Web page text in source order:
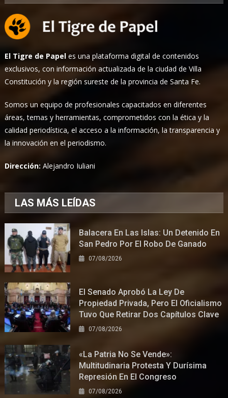
El Tigre de Papel es una plataforma digital de contenidos
exclusivos, con información actualizada de la ciudad de Villa
Constitución y la región sureste de la provincia de Santa Fe.
Somos un equipo de profesionales capacitados en diferentes
áreas, temas y herramientas, comprometidos con la ética y la
calidad periodística, el acceso a la información, la transparencia y
la innovación en el periodismo.
Dirección:Alejandro Iuliani
LAS MÁS LEÍDAS
Balacera En Las Islas: Un Detenido En
San Pedro Por El Robo De Ganado
07/08/2026
El Senado Aprobó La Ley De
Propiedad Privada, Pero El Oficialismo
Tuvo Que Retirar Dos Capítulos Clave
07/08/2026
«La Patria No Se Vende»:
Multitudinaria Protesta Y Durísima
Represión En El Congreso
07/08/2026